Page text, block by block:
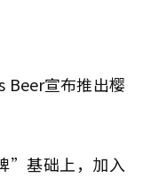
Beer宣布推出樱
”基础上，加入